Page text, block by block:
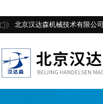
北京汉达森机械技术有限公司